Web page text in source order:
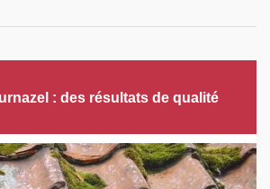
: des résultats de qualité